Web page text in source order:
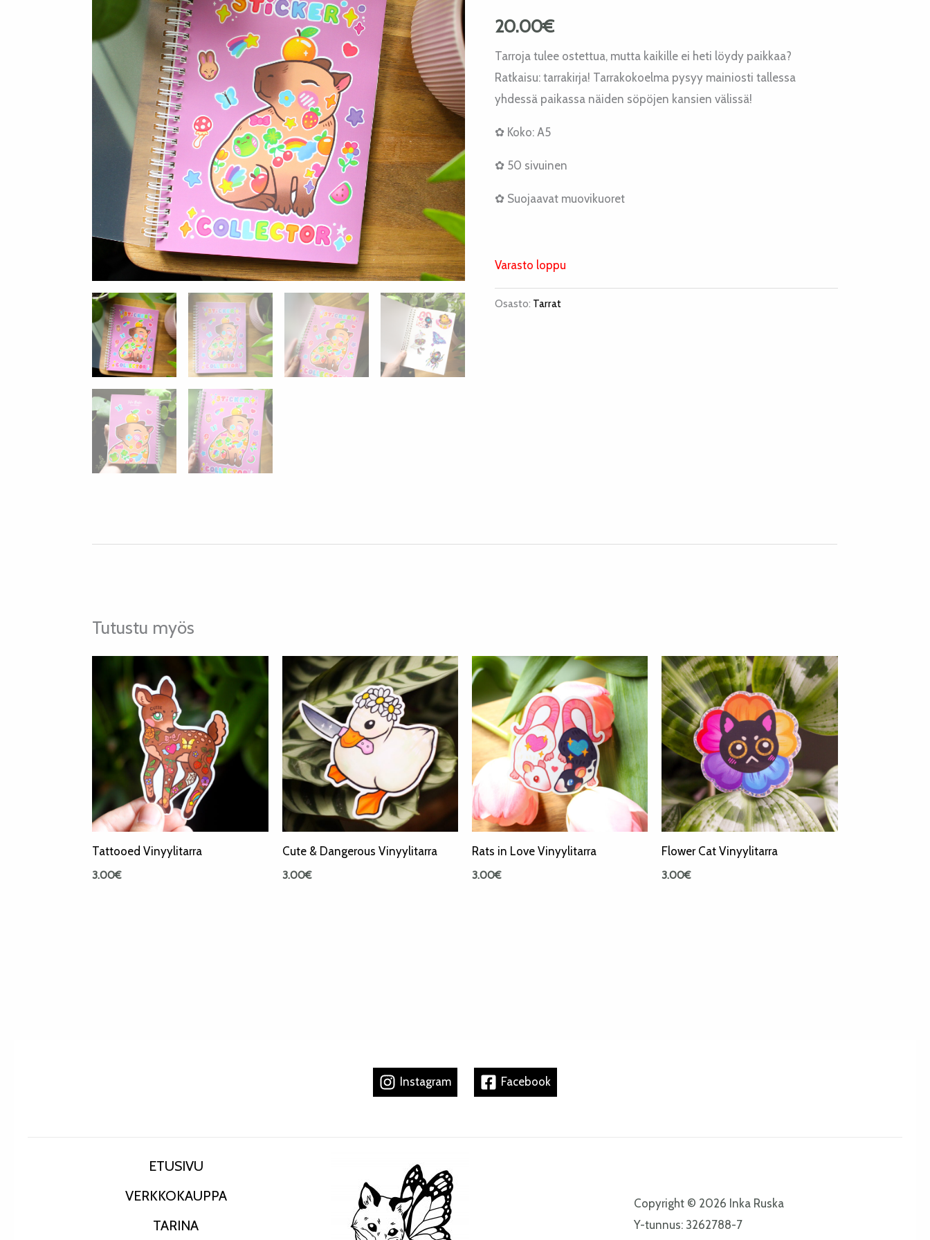
20.00€
Tarroja tulee ostettua, mutta kaikille ei heti löydy paikkaa?
Ratkaisu: tarrakirja! Tarrakokoelma pysyy mainiosti tallessa
yhdessä paikassa näiden söpöjen kansien välissä!
✿ Koko: A5
✿ 50 sivuinen
✿ Suojaavat muovikuoret
Varasto loppu
Osasto: Tarrat
Tutustu myös
Tattooed Vinyylitarra
3.00€
Cute & Dangerous Vinyylitarra
3.00€
Rats in Love Vinyylitarra
3.00€
Flower Cat Vinyylitarra
3.00€
Instagram Facebook
ETUSIVU
VERKKOKAUPPA
TARINA
Copyright © 2026 Inka Ruska
Y-tunnus: 3262788-7